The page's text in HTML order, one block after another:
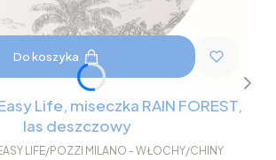
Do koszyka
RAIN FOREST,
las deszczowy
LIFE/POZZI MILANO - WŁOCHY/CHINY